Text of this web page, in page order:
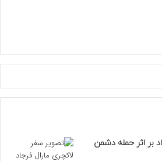
بر اثر حمله دشمن